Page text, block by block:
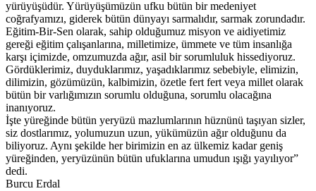
yürüyüşüdür. Yürüyüşümüzün ufku bütün bir medeniyet
coğrafyamızı, giderek bütün dünyayı sarmalıdır, sarmak zorundadır.
Eğitim-Bir-Sen olarak, sahip olduğumuz misyon ve aidiyetimiz
gereği eğitim çalışanlarına, milletimize, ümmete ve tüm insanlığa
karşı içimizde, omzumuzda ağır, asil bir sorumluluk hissediyoruz.
Gördüklerimiz, duyduklarımız, yaşadıklarımız sebebiyle, elimizin,
dilimizin, gözümüzün, kalbimizin, özetle fert fert veya millet olarak
bütün bir varlığımızın sorumlu olduğuna, sorumlu olacağına
inanıyoruz.
İşte yüreğinde bütün yeryüzü mazlumlarının hüznünü taşıyan sizler,
siz dostlarımız, yolumuzun uzun, yükümüzün ağır olduğunu da
biliyoruz. Aynı şekilde her birimizin en az ülkemiz kadar geniş
yüreğinden, yeryüzünün bütün ufuklarına umudun ışığı yayılıyor”
dedi.
Burcu Erdal